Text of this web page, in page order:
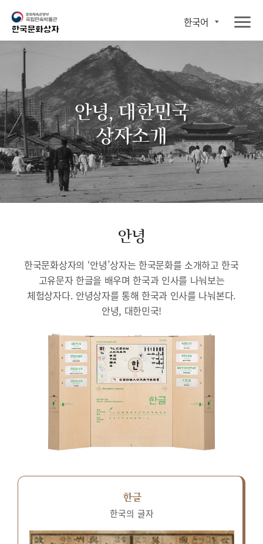
한국어
안녕, 대한민국
상자소개
안녕
한국문화상자의 ‘안녕’상자는 한국문화를 소개하고 한국
고유문자 한글을 배우며 한국과 인사를 나눠보는
체험상자다. 안녕상자를 통해 한국과 인사를 나눠본다.
안녕, 대한민국!
한글
한국의 글자